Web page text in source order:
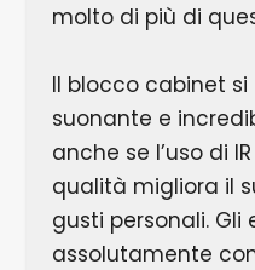
molto di più di
Il blocco cabinet
suonante e
anche se l’uso di
qualità migliora il
gusti personali. Gli
assolutamente